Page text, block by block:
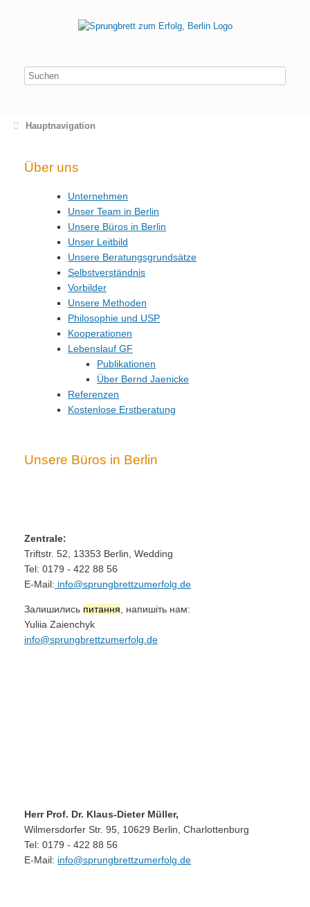
Hauptnavigation
Über uns
Unternehmen
Unser Team in Berlin
Unsere Büros in Berlin
Unser Leitbild
Unsere Beratungsgrundsätze
Selbstverständnis
Vorbilder
Unsere Methoden
Philosophie und USP
Kooperationen
Lebenslauf GF
Publikationen
Über Bernd Jaenicke
Referenzen
Kostenlose Erstberatung
Unsere Büros in Berlin
Zentrale:
Triftstr. 52, 13353 Berlin, Wedding
Tel: 0179 - 422 88 56
E-Mail: info@sprungbrettzumerfolg.de
Залишились питання , напишіть нам:
Yuliia Zaienchyk
info@sprungbrettzumerfolg.de
Herr Prof. Dr. Klaus-Dieter Müller,
Wilmersdorfer Str. 95, 10629 Berlin, Charlottenburg
Tel: 0179 - 422 88 56
E-Mail: info@sprungbrettzumerfolg.de